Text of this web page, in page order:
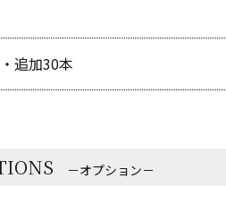
追加30本
－オプション－